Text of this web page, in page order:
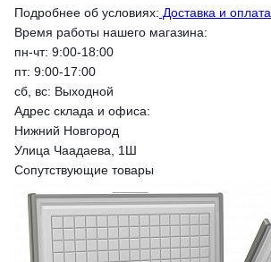
Подробнее об условиях: Доставка и оплата
Время работы нашего магазина:
пн-чт: 9:00-18:00
пт: 9:00-17:00
сб, вс: Выходной
Адрес склада и офиса:
Нижний Новгород
Улица Чаадаева, 1Ш
Сопутствующие товары